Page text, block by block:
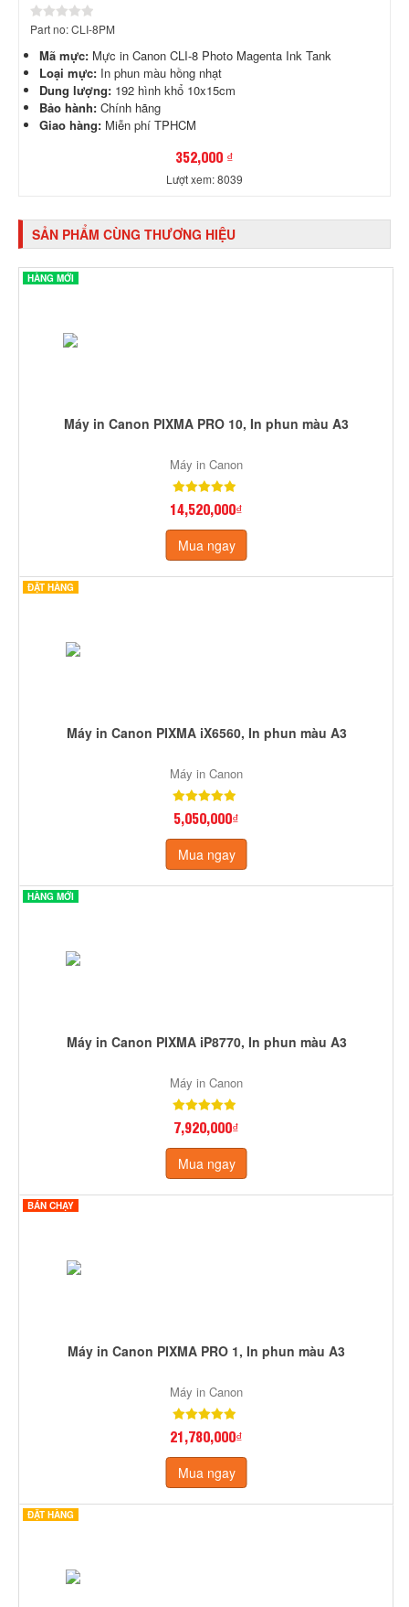
Part no: CLI-8PM
Mã mực: Mực in Canon CLI-8 Photo Magenta Ink Tank
Loại mực: In phun màu hồng nhạt
Dung lượng: 192 hình khổ 10x15cm
Bảo hành: Chính hãng
Giao hàng: Miễn phí TPHCM
352,000 ₫
Lượt xem: 8039
SẢN PHẨM CÙNG THƯƠNG HIỆU
HÀNG MỚI
Máy in Canon PIXMA PRO 10, In phun màu A3
Máy in Canon
14,520,000₫
Mua ngay
ĐẶT HÀNG
Máy in Canon PIXMA iX6560, In phun màu A3
Máy in Canon
5,050,000₫
Mua ngay
HÀNG MỚI
Máy in Canon PIXMA iP8770, In phun màu A3
Máy in Canon
7,920,000₫
Mua ngay
BÁN CHẠY
Máy in Canon PIXMA PRO 1, In phun màu A3
Máy in Canon
21,780,000₫
Mua ngay
ĐẶT HÀNG